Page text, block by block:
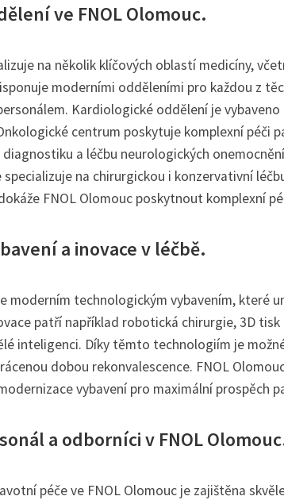
ve FNOL Olomouc.
na několik klíčových oblastí medicíny,
moderními odděleními pro každou z
Kardiologické oddělení je
centrum poskytuje komplexní péči
a léčbu neurologických
na chirurgickou i konzervativní
FNOL Olomouc poskytnout komplexní
a inovace v léčbě.
moderním technologickým vybavením, které
patří například robotická chirurgie, 3D
inteligenci. Díky těmto technologiím je
dobou rekonvalescence. FNOL
vybavení pro maximální prospěch
a odborníci v FNOL
péče ve FNOL Olomouc je zajištěna